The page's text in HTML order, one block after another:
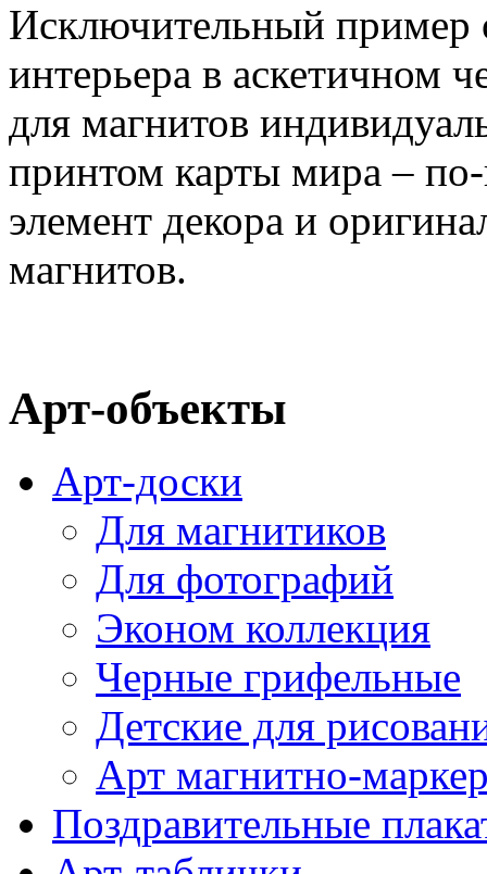
Исключительный пример
интерьера в аскетичном
для магнитов
принтом карты мира –
элемент декора и
магнитов.
Арт-объекты
Арт-доски
Для магнитиков
Для фотографий
Эконом коллекция
Черные грифельные
Детские для
Арт магнитно-
Поздравительные